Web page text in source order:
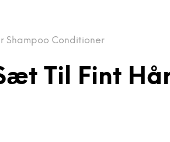
Shampoo Conditioner
Til Fint